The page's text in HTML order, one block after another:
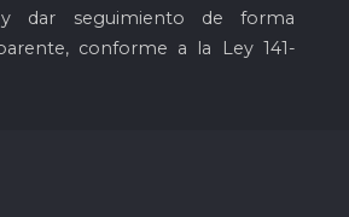
y dar seguimiento de forma
conforme a la Ley 141-